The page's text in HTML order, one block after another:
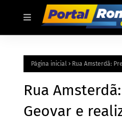
Página inicial Rua Amsterdã:
Rua
Geovar e